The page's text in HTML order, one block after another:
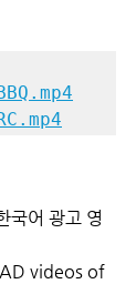
어 광고 영
videos of